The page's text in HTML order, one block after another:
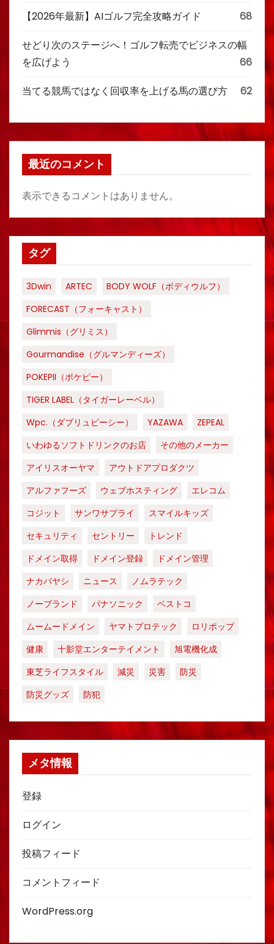
【2026年最新】AIゴルフ完全攻略ガイド 68
せどり次のステージへ！ゴルフ転売でビジネスの幅
を広げよう
66
当てる競馬ではなく回収率を上げる馬の選び方 62
最近のコメント
表示できるコメントはありません。
タグ
3Dwin ARTEC
BODY WOLF（ボディウルフ）
FORECAST（フォーキャスト）
Glimmis（グリミス）
Gourmandise（グルマンディーズ）
POKEPII（ポケピー）
TIGER LABEL（タイガーレーベル）
Wpc.（ダブリュピーシー）
YAZAWA
ZEPEAL
いわゆるソフトドリンクのお店
その他のメーカー
アイリスオーヤマ
アウトドアプロダクツ
アルファフーズ
ウェブホスティング
エレコム
コジット
サンワサプライ
スマイルキッズ
セキュリティ
セントリー
トレンド
ドメイン取得
ドメイン登録
ドメイン管理
ナカバヤシ
ニュース
ノムラテック
ノーブランド
パナソニック
ベストコ
ムームードメイン
ヤマトプロテック
ロリポップ
健康
十影堂エンターテイメント
旭電機化成
東芝ライフスタイル
減災 災害
防災
防災グッズ
防犯
メタ情報
登録
ログイン
投稿フィード
コメントフィード
WordPress.org